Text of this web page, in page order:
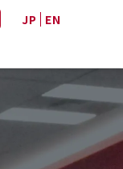
JP EN